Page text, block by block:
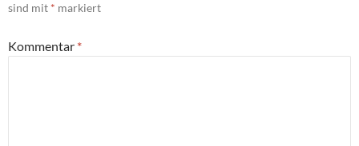
sind mit * markiert
Kommentar *